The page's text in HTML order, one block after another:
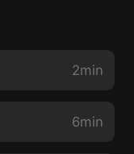
2min
6min